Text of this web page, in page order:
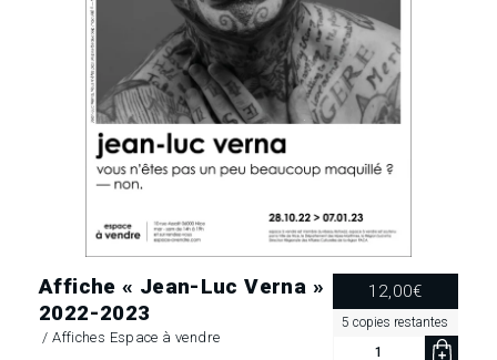
Affiche « Jean-Luc Verna »
2022-2023
/Affiches Espace à vendre
12,00€
5 copies restantes
quantité